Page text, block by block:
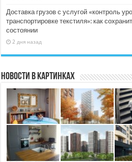
Доставка грузов с услугой «контроль
транспортировке текстиля»: как
состоянии
2 дня назад
Новости в картинках